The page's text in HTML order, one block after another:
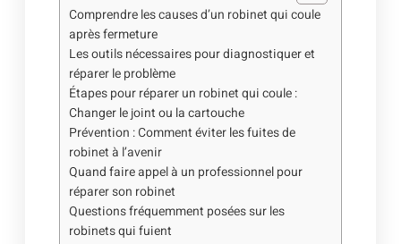
Comprendre les causes d’un robinet qui coule
après fermeture
Les outils nécessaires pour diagnostiquer et
réparer le problème
Étapes pour réparer un robinet qui coule :
Changer le joint ou la cartouche
Prévention : Comment éviter les fuites de
robinet à l’avenir
Quand faire appel à un professionnel pour
réparer son robinet
Questions fréquemment posées sur les
robinets qui fuient